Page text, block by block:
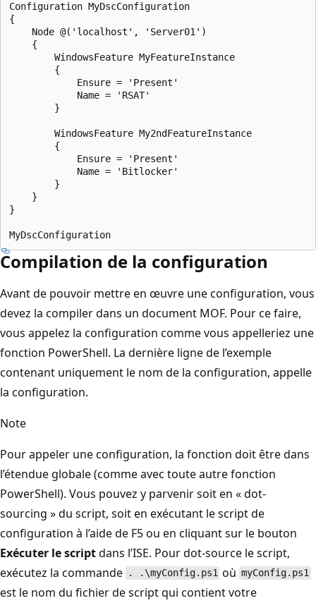
Configuration MyDscConfiguration
{
    Node @('localhost', 'Server01')
    {
        WindowsFeature MyFeatureInstance
        {
            Ensure = 'Present'
            Name = 'RSAT'
        }
        WindowsFeature My2ndFeatureInstance
        {
            Ensure = 'Present'
            Name = 'Bitlocker'
        }
    }
}
Compilation de la configuration
Avant de pouvoir mettre en œuvre une configuration, vous
devez la compiler dans un document MOF. Pour ce faire,
vous appelez la configuration comme vous appelleriez une
fonction PowerShell. La dernière ligne de l’exemple
contenant uniquement le nom de la configuration, appelle
la configuration.
Note
Pour appeler une configuration, la fonction doit être dans
l’étendue globale (comme avec toute autre fonction
PowerShell). Vous pouvez y parvenir soit en « dot-
sourcing » du script, soit en exécutant le script de
configuration à l’aide de F5 ou en cliquant sur le bouton
Exécuter le scriptdans l’ISE. Pour dot-source le script,
exécutez la commande
. .\myConfig.ps1 où myConfig.ps1
est le nom du fichier de script qui contient votre